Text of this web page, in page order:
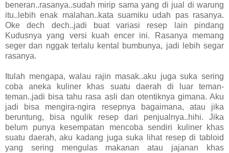
beneran..rasanya..sudah mirip sama yang di jual di warung
itu..lebih enak malahan..kata suamiku udah pas rasanya.
Oke dech dech..jadi buat variasi resep lain pindang
Kudusnya yang versi kuah encer ini. Rasanya memang
seger dan nggak terlalu kental bumbunya, jadi lebih segar
rasanya.
Itulah mengapa, walau rajin masak..aku juga suka sering
coba aneka kuliner khas suatu daerah di luar teman-
teman..jadi bisa tahu rasa asli dan otentiknya gimana. Aku
jadi bisa mengira-ngira resepnya bagaimana, atau jika
beruntung, bisa ngulik resep dari penjualnya..hihi. Jika
belum punya kesempatan mencoba sendiri kuliner khas
suatu daerah, aku kadang juga suka lihat resep di tabloid
yang sering mengulas makanan atau jajanan khas